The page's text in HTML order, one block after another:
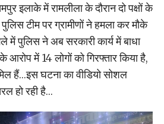
इलाके में रामलीला के दौरान दो पक्षों के
टीम पर ग्रामीणों ने हमला कर मौके
में पुलिस ने अब सरकारी कार्य में बाधा
में 14 लोगों को गिरफ्तार किया है,
हैं…इस घटना का वीडियो सोशल
हो रही है…